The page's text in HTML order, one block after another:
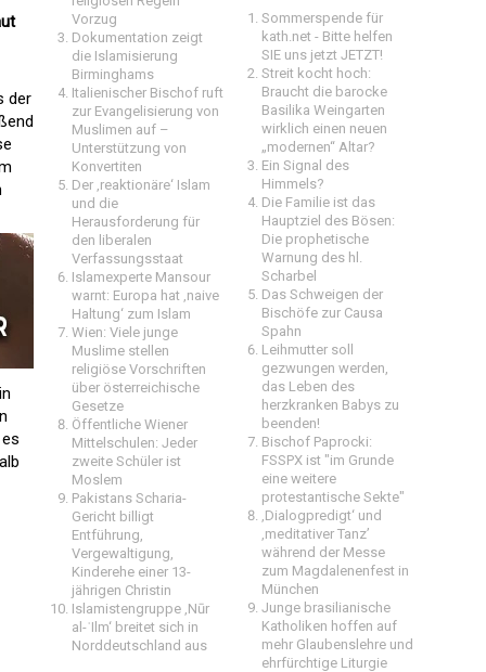
der
Vorzug
Dokumentation zeigt
die Islamisierung
Birminghams
Italienischer Bischof ruft
zur Evangelisierung von
Muslimen auf –
Unterstützung von
Konvertiten
Der ‚reaktionäre‘ Islam
und die
Herausforderung für
den liberalen
Verfassungsstaat
Islamexperte Mansour
warnt: Europa hat ‚naive
Haltung‘ zum Islam
Wien: Viele junge
Muslime stellen
religiöse Vorschriften
über österreichische
Gesetze
Öffentliche Wiener
Mittelschulen: Jeder
zweite Schüler ist
Moslem
Pakistans Scharia-
Gericht billigt
Entführung,
Vergewaltigung,
Kinderehe einer 13-
jährigen Christin
Islamistengruppe ‚Nūr
al-ʿIlm‘ breitet sich in
Norddeutschland aus
Sommerspende für
kath.net - Bitte helfen
SIE uns jetzt JETZT!
Streit kocht hoch:
Braucht die barocke
Basilika Weingarten
wirklich einen neuen
„modernen“ Altar?
Ein Signal des
Himmels?
Die Familie ist das
Hauptziel des Bösen:
Die prophetische
Warnung des hl.
Scharbel
Das Schweigen der
Bischöfe zur Causa
Spahn
Leihmutter soll
gezwungen werden,
das Leben des
herzkranken Babys zu
beenden!
Bischof Paprocki:
FSSPX ist "im Grunde
eine weitere
protestantische Sekte"
‚Dialogpredigt‘ und
‚meditativer Tanz’
während der Messe
zum Magdalenenfest in
München
Junge brasilianische
Katholiken hoffen auf
mehr Glaubenslehre und
ehrfürchtige Liturgie